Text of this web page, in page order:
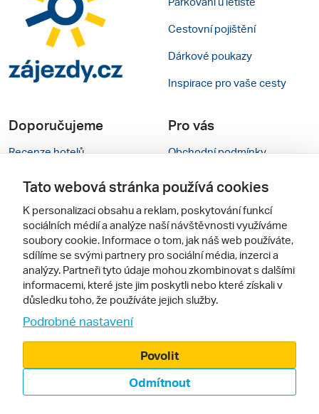
Cestovní pojištění
Dárkové poukazy
Inspirace pro vaše cesty
Doporučujeme
Recenze hotelů
Rady na cestu
Cestovní kanceláře
Zájazdy.sk
Pro vás
Obchodní podmínky
Kontakty
Nastavení cookies
Mobilní verze webu
Sledujte nás
© 2000 - 2026, Zájezdy.cz
Tato webová stránka používá cookies
K personalizaci obsahu a reklam, poskytování funkcí
sociálních médií a analýze naší návštěvnosti využíváme
soubory cookie. Informace o tom, jak náš web používáte,
sdílíme se svými partnery pro sociální média, inzerci a
analýzy. Partneři tyto údaje mohou zkombinovat s dalšími
informacemi, které jste jim poskytli nebo které získali v
důsledku toho, že používáte jejich služby.
Podrobné nastavení
Odmítnout
Povolit